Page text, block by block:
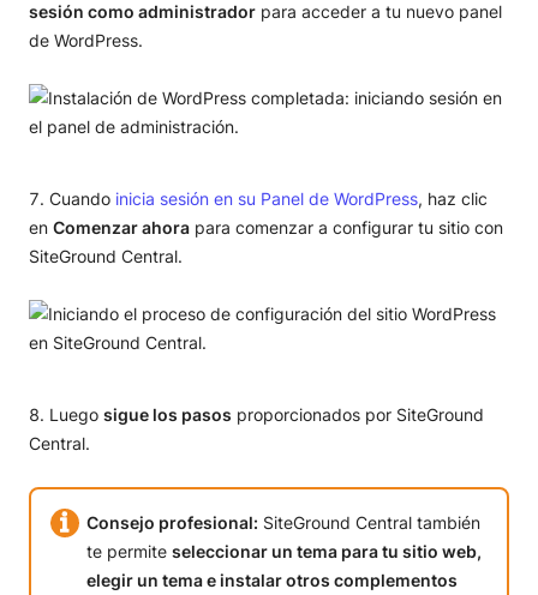
sesión como administrador para acceder a tu nuevo panel
de WordPress.
Cuando inicia sesión en su Panel de WordPress, haz clic
en Comenzar ahora para comenzar a configurar tu sitio con
SiteGround Central.
Luego sigue los pasos proporcionados por SiteGround
Central.
Consejo profesional: SiteGround Central también
te permite seleccionar un tema para tu sitio web,
elegir un tema e instalar otros complementos